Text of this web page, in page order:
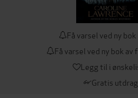
Få varsel ved ny
Få varsel ved ny bok
Legg til i
Gratis utdrag